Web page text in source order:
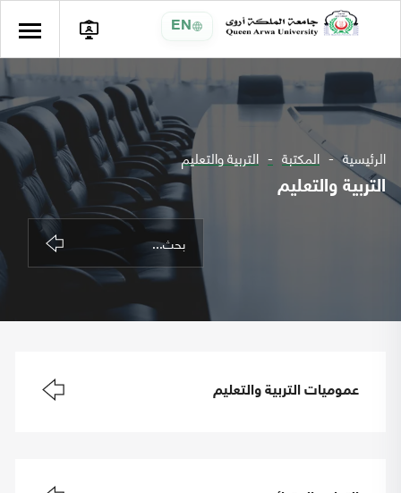
EN
الرئيسية المكتبة التربية والتعليم
التربية والتعليم
عموميات التربية والتعليم